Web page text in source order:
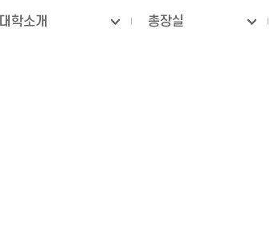
대학소개 총장실